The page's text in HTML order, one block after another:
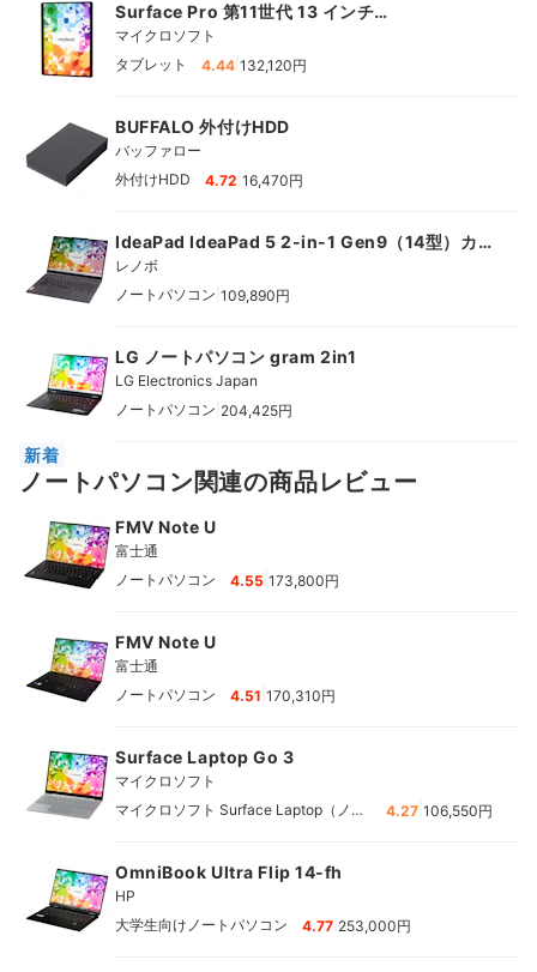
Surface Pro 第11世代 13 インチ
（Snapdragon X Plus）
マイクロソフト
タブレット
4.44 132,120円
BUFFALO 外付けHDD
バッファロー
外付けHDD
4.72 16,470円
IdeaPad IdeaPad 5 2-in-1 Gen9（14型）カ
スタマイズモデル
レノボ
ノートパソコン 109,890円
LG ノートパソコン gram 2in1
LG Electronics Japan
ノートパソコン 204,425円
新着
ノートパソコン関連の商品レビュー
FMV Note U
富士通
ノートパソコン
4.55 173,800円
FMV Note U
富士通
ノートパソコン
4.51 170,310円
Surface Laptop Go 3
マイクロソフト
マイクロソフト Surface Laptop（ノー
4.27| 106,550円
OmniBook Ultra Flip 14-fh
HP
大学生向けノートパソコン
4.77 253,000円